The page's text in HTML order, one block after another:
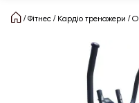
Фітнес Кардіо тренажери